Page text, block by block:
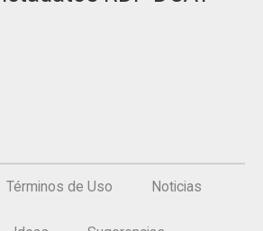
Términos de Uso Noticias